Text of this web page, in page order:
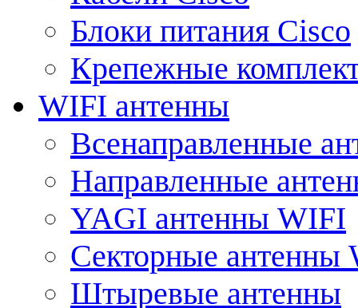
Блоки питания Cisco
Крепежные
WIFI антенны
Всенаправленные
Направленные
YAGI антенны WIFI
Секторные антенны
Штыревые антенны